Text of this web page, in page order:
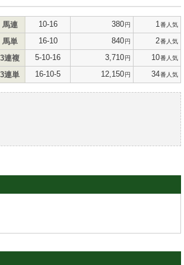
馬連 10-16 380円 1 番人気
馬単 16-10 840円 2番人気
3連複 5-10-16 3,710円 10番人気
3連単 16-10-5 12,150円 34番人気